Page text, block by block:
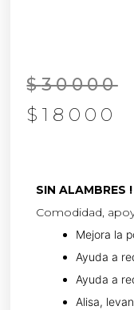
$30000
$ 18000
SIN ALAMBRES !
Comodidad,
Mejora la
Ayuda a
Ayuda a
Alisa,